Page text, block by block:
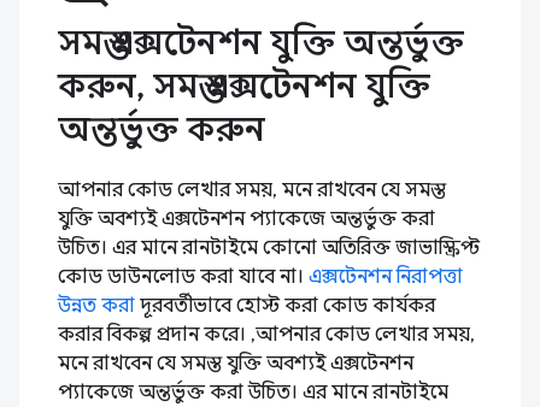
সমস্ত এক্সটেনশন যুক্তি অন্তর্ভুক্ত
করুন, সমস্ত এক্সটেনশন যুক্তি
অন্তর্ভুক্ত করুন
আপনার কোড লেখার সময়, মনে রাখবেন যে সমস্ত
যুক্তি অবশ্যই এক্সটেনশন প্যাকেজে অন্তর্ভুক্ত করা
উচিত। এর মানে রানটাইমে কোনো অতিরিক্ত জাভাস্ক্রিপ্ট
কোড ডাউনলোড করা যাবে না। এক্সটেনশন নিরাপত্তা
উন্নত করা দূরবর্তীভাবে হোস্ট করা কোড কার্যকর
করার বিকল্প প্রদান করে। ,আপনার কোড লেখার সময়,
মনে রাখবেন যে সমস্ত যুক্তি অবশ্যই এক্সটেনশন
প্যাকেজে অন্তর্ভুক্ত করা উচিত। এর মানে রানটাইমে